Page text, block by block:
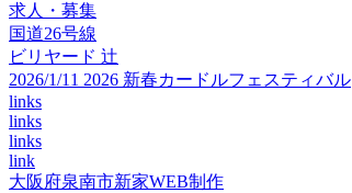
求人・募集
国道26号線
ビリヤード 辻
2026/1/11 2026 新春カードルフェスティバル
links
links
links
link
大阪府泉南市新家WEB制作